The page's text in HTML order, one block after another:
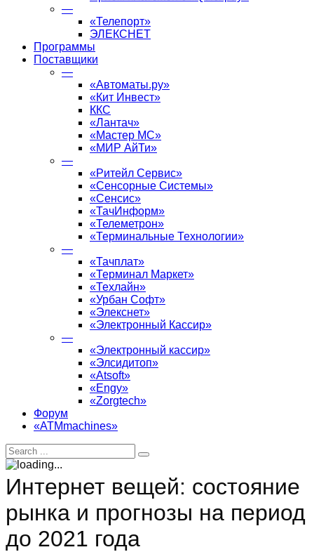
—
«Телепорт»
ЭЛЕКСНЕТ
Программы
Поставщики
—
«Автоматы.ру»
«Кит Инвест»
ККС
«Лантач»
«Мастер МС»
«МИР АйТи»
—
«Ритейл Сервис»
«Сенсорные Системы»
«Сенсис»
«ТачИнформ»
«Телеметрон»
«Терминальные Технологии»
—
«Тачплат»
«Терминал Маркет»
«Техлайн»
«Урбан Софт»
«Элекснет»
«Электронный Кассир»
—
«Электронный кассир»
«Элсидитоп»
«Atsoft»
«Engy»
«Zorgtech»
Форум
«ATMmachines»
Интернет вещей: состояние
рынка и прогнозы на период
до 2021 года